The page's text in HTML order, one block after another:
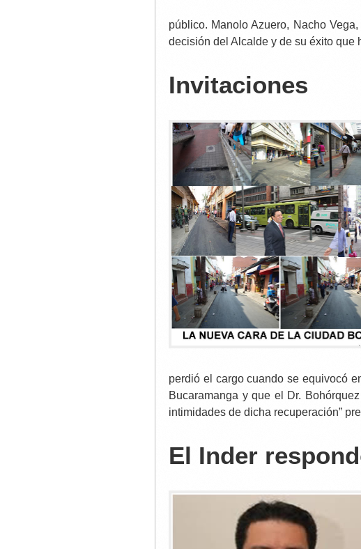
público. Manolo Azuero, Nacho
decisión del Alcalde y de su éxito que
Invitaciones
perdió el cargo cuando se equivocó
Bucaramanga y que el Dr.
intimidades de dicha recuperación”
El Inder